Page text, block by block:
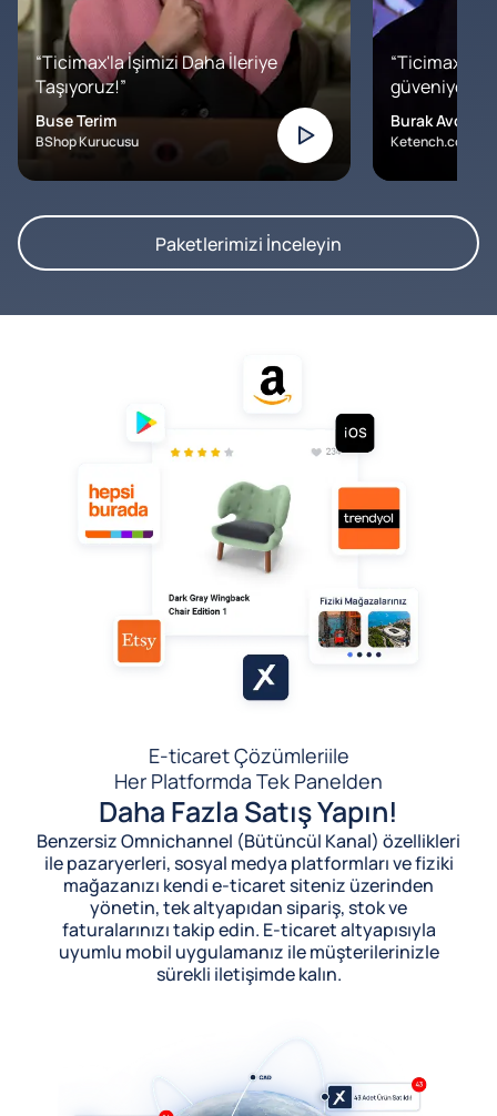
“Ticimax'la İşimizi Daha İleriye
Taşıyoruz!”
Buse Terim
BShop Kurucusu
“Ticimax'a
Burak Avcılar
Ketench.com –
Paketlerimizi İnceleyin
E-ticaret Çözümleriile
Her Platformda Tek Panelden
Daha Fazla Satış Yapın!
Benzersiz Omnichannel (Bütüncül Kanal) özellikleri
ile pazaryerleri, sosyal medya platformları ve fiziki
mağazanızı kendi e-ticaret siteniz üzerinden
yönetin, tek altyapıdan sipariş, stok ve
faturalarınızı takip edin. E-ticaret altyapısıyla
uyumlu mobil uygulamanız ile müşterilerinizle
sürekli iletişimde kalın.